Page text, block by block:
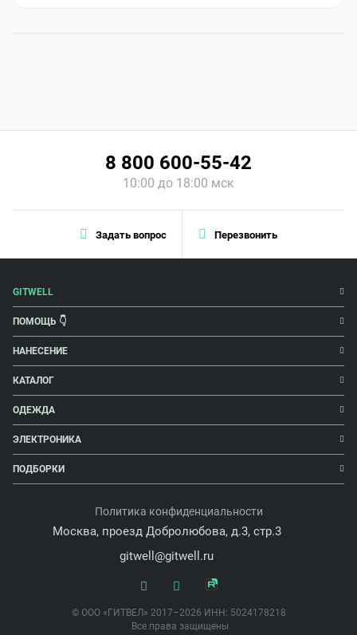
Задать вопрос Перезвонить
8 800 600-55-42
10:00 до 18:00 мск
GITWELL
ПОМОЩЬ 👇
НАНЕСЕНИЕ
КАТАЛОГ
ОДЕЖДА
ЭЛЕКТРОНИКА
ПОДБОРКИ
Политика конфиденциальности
Москва, проезд Добролюбова, д.3, стр.3
gitwell@gitwell.ru
© ООО «ГИТВЕЛ» 2017–2026 ИНН: 5024178218
Все права защищены